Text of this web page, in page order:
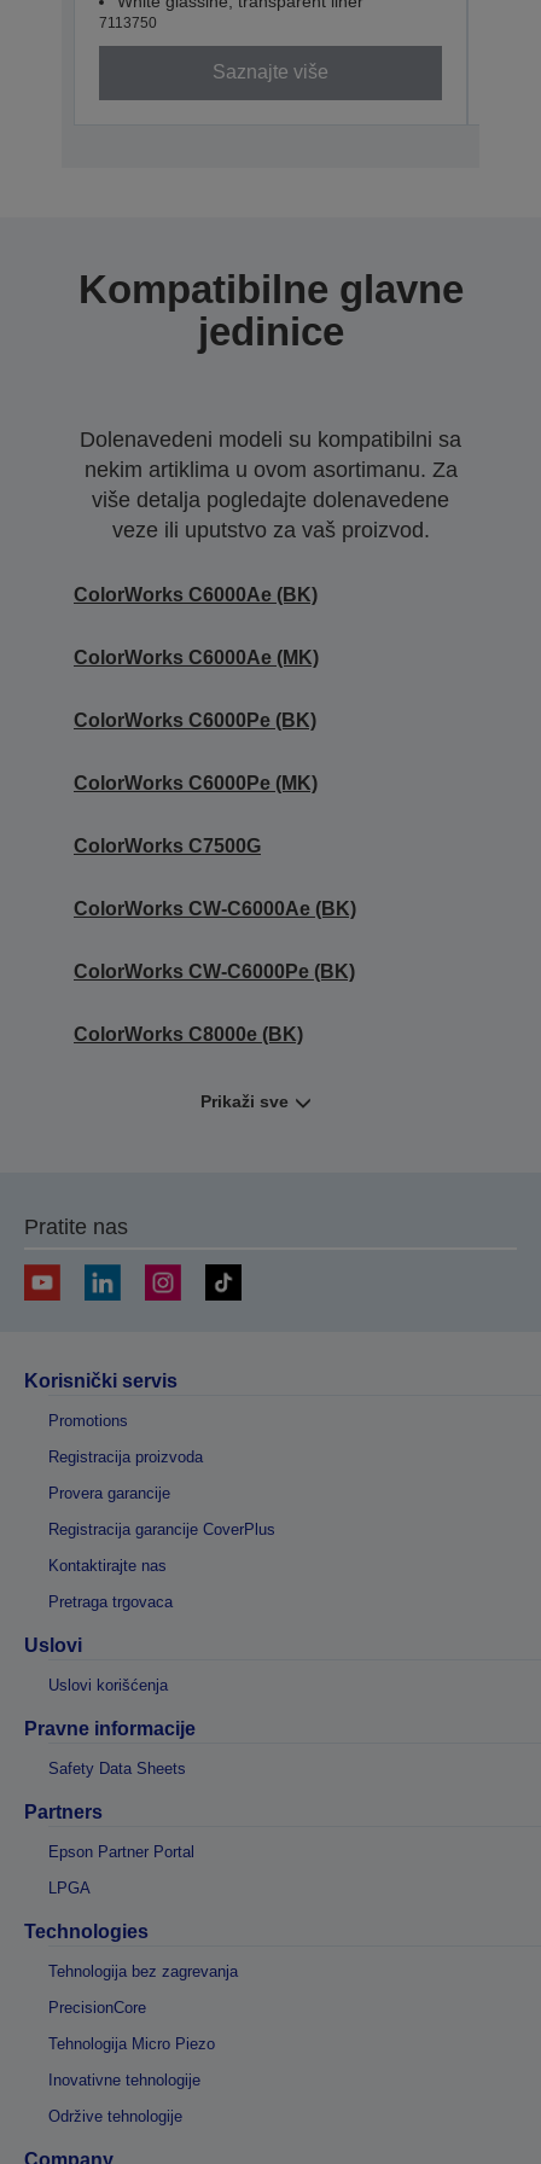
7113750
Saznajte više
Kompatibilne glavne
jedinice
Dolenavedeni modeli su kompatibilni sa
nekim artiklima u ovom asortimanu. Za
više detalja pogledajte dolenavedene
veze ili uputstvo za vaš proizvod.
ColorWorks C6000Ae (BK)
ColorWorks C6000Ae (MK)
ColorWorks C6000Pe (BK)
ColorWorks C6000Pe (MK)
ColorWorks C7500G
ColorWorks CW-C6000Ae (BK)
ColorWorks CW-C6000Pe (BK)
ColorWorks C8000e (BK)
Prikaži sve
Pratite nas
Korisnički servis
Promotions
Registracija proizvoda
Provera garancije
Registracija garancije CoverPlus
Kontaktirajte nas
Pretraga trgovaca
Uslovi
Uslovi korišćenja
Pravne informacije
Safety Data Sheets
Partners
Epson Partner Portal
LPGA
Technologies
Tehnologija bez zagrevanja
PrecisionCore
Tehnologija Micro Piezo
Inovativne tehnologije
Održive tehnologije
Company